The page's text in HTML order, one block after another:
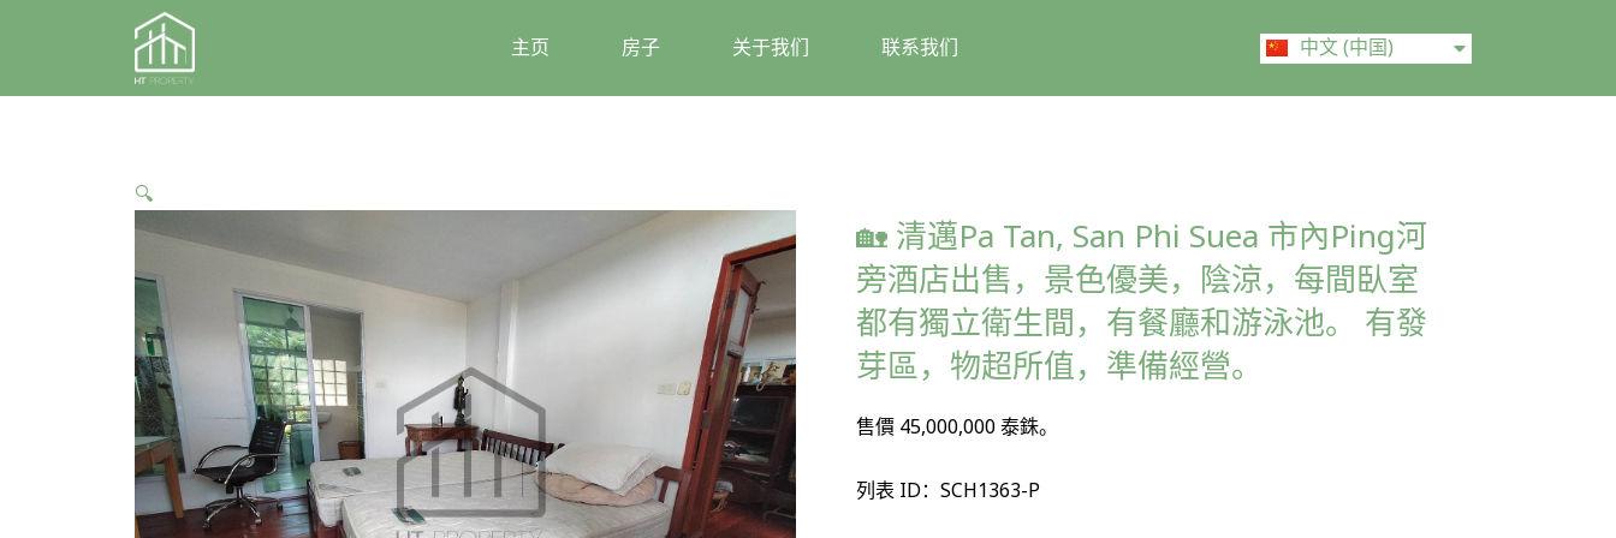
主页 房子 关于我们 联系我们 中文 (中国)
English
🔍
🏡 清邁Pa Tan, San Phi Suea 市內Ping河
旁酒店出售，景色優美，陰涼，每間臥室
都有獨立衛生間，有餐廳和游泳池。 有發
芽區，物超所值，準備經營。
售價 45,000,000 泰銖。
列表 ID：SCH1363-P